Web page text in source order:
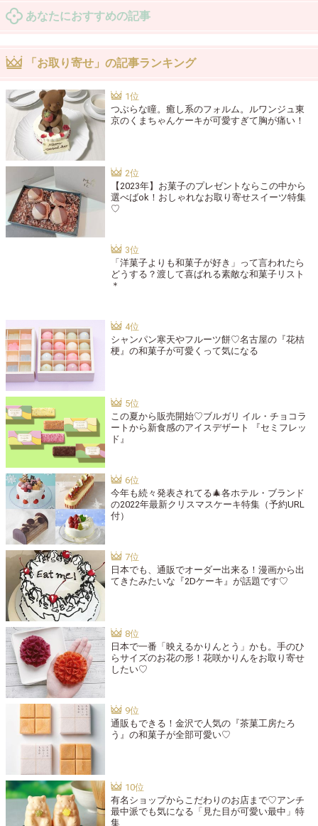
あなたにおすすめの記事
「お取り寄せ」の記事ランキング
つぶらな瞳。癒し系のフォルム。ルワンジュ東
京のくまちゃんケーキが可愛すぎて胸が痛い！
【2023年】お菓子のプレゼントならこの中から
選べばok！おしゃれなお取り寄せスイーツ特集
♡
「洋菓子よりも和菓子が好き」って言われたら
どうする？渡して喜ばれる素敵な和菓子リスト
＊
シャンパン寒天やフルーツ餅♡名古屋の『花桔
梗』の和菓子が可愛くって気になる
この夏から販売開始♡ブルガリ イル・チョコラ
ートから新食感のアイスデザート 『セミフレッ
ド』
今年も続々発表されてる🎄各ホテル・ブランド
の2022年最新クリスマスケーキ特集（予約URL
付）
日本でも、通販でオーダー出来る！漫画から出
てきたみたいな『2Dケーキ』が話題です♡
日本で一番「映えるかりんとう」かも。手のひ
らサイズのお花の形！花咲かりんをお取り寄せ
したい♡
通販もできる！金沢で人気の『茶菓工房たろ
う』の和菓子が全部可愛い♡
有名ショップからこだわりのお店まで♡アンチ
最中派でも気になる「見た目が可愛い最中」特
集